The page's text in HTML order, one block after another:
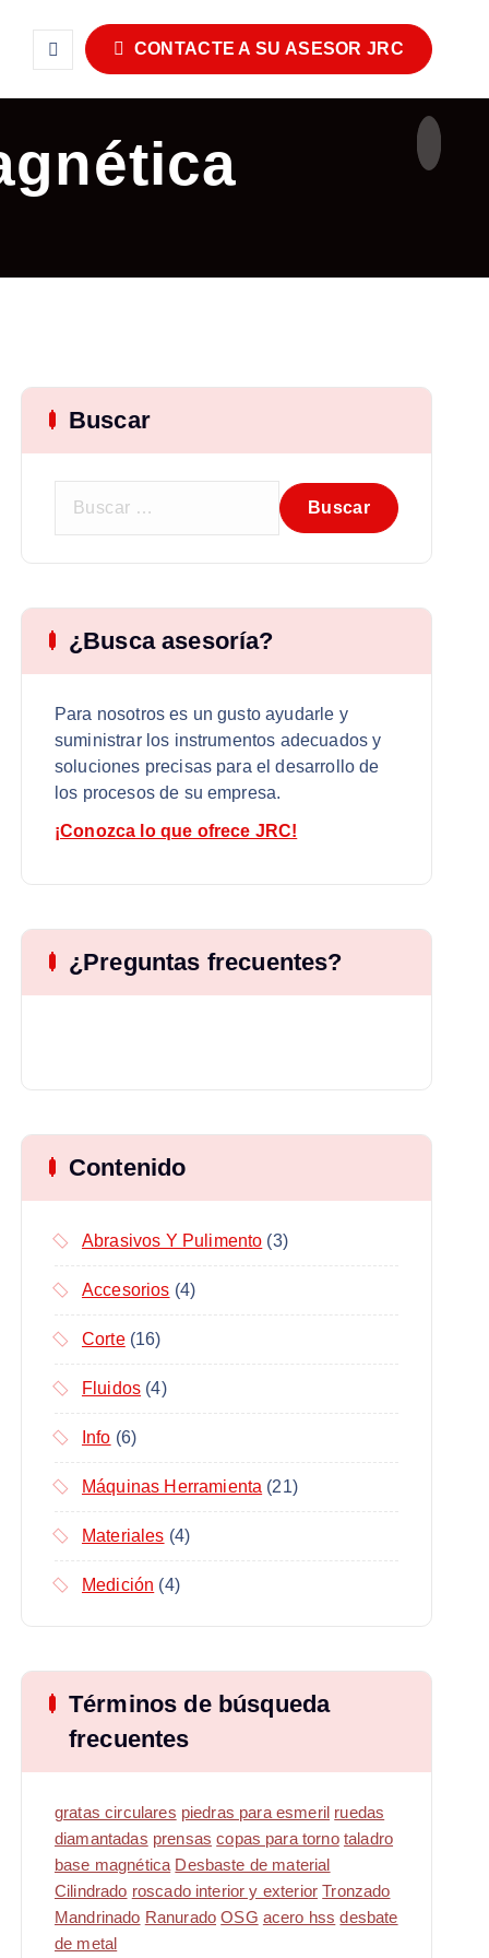
CONTACTE A SU ASESOR JRC
Buscar
:
¿Busca asesoría?
Para nosotros es un gusto ayudarle y
suministrar los instrumentos adecuados y
soluciones precisas para el desarrollo de
los procesos de su empresa.
¡Conozca lo que ofrece JRC!
¿Preguntas frecuentes?
Contenido
Abrasivos Y Pulimento (3)
Accesorios (4)
Corte(16)
Fluidos (4)
Info (6)
Máquinas Herramienta (21)
Materiales (4)
Medición (4)
Términos de búsqueda
frecuentes
gratas circulares piedras para esmeril ruedas
diamantadas prensas copas para torno taladro
base magnética Desbaste de material
Cilindrado roscado interior y exterior Tronzado
Mandrinado Ranurado OSG acero hss desbate
de metal